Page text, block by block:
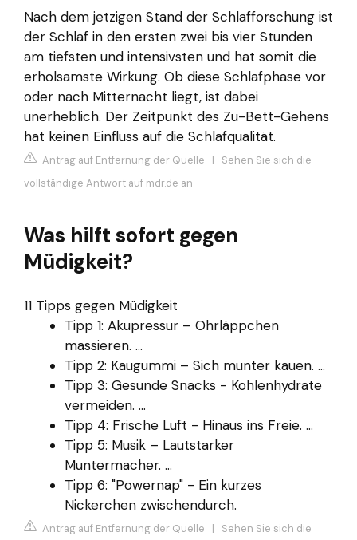
Nach dem jetzigen Stand der Schlafforschung ist
der Schlaf in den ersten zwei bis vier Stunden
am tiefsten und intensivsten und hat somit die
erholsamste Wirkung. Ob diese Schlafphase vor
oder nach Mitternacht liegt, ist dabei
unerheblich. Der Zeitpunkt des Zu-Bett-Gehens
hat keinen Einfluss auf die Schlafqualität.
Antrag auf Entfernung der Quelle | Sehen Sie sich die
vollständige Antwort auf mdr.de an
Was hilft sofort gegen
Müdigkeit?
11 Tipps gegen Müdigkeit
Tipp 1: Akupressur – Ohrläppchen
massieren. ...
Tipp 2: Kaugummi – Sich munter kauen. ...
Tipp 3: Gesunde Snacks - Kohlenhydrate
vermeiden. ...
Tipp 4: Frische Luft - Hinaus ins Freie. ...
Tipp 5: Musik – Lautstarker
Muntermacher. ...
Tipp 6: "Powernap" - Ein kurzes
Nickerchen zwischendurch.
Antrag auf Entfernung der Quelle | Sehen Sie sich die